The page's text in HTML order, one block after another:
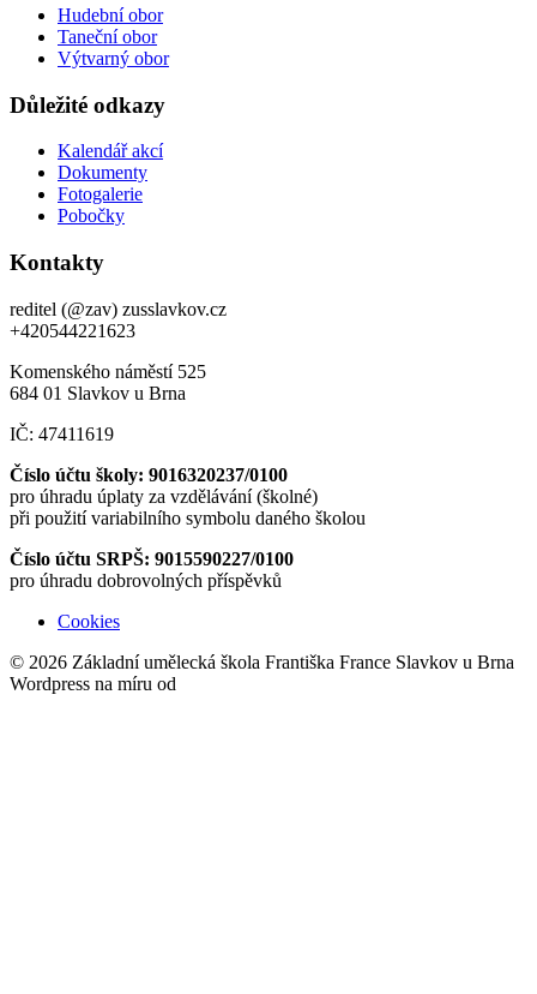
Hudební obor
Taneční obor
Výtvarný obor
Důležité odkazy
Kalendář akcí
Dokumenty
Fotogalerie
Pobočky
Kontakty
reditel (@zav) zusslavkov.cz
+420544221623
Komenského náměstí 525
684 01 Slavkov u Brna
IČ: 47411619
Číslo účtu školy: 9016320237/0100
pro úhradu úplaty za vzdělávání (školné)
při použití variabilního symbolu daného školou
Číslo účtu SRPŠ: 9015590227/0100
pro úhradu dobrovolných příspěvků
Cookies
© 2026 Základní umělecká škola Františka France Slavkov u Brna
Wordpress na míru od